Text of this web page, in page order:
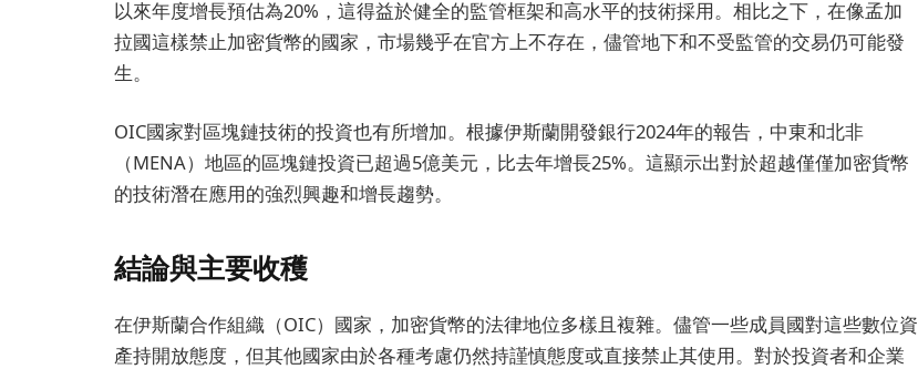
以來年度增長預估為20%，這得益於健全的監管框架和高水平的技術採用。相比之下，在像孟加
拉國這樣禁止加密貨幣的國家，市場幾乎在官方上不存在，儘管地下和不受監管的交易仍可能發
生。
OIC國家對區塊鏈技術的投資也有所增加。根據伊斯蘭開發銀行2024年的報告，中東和北非
（MENA）地區的區塊鏈投資已超過5億美元，比去年增長25%。這顯示出對於超越僅僅加密貨幣
的技術潛在應用的強烈興趣和增長趨勢。
結論與主要收穫
在伊斯蘭合作組織（OIC）國家，加密貨幣的法律地位多樣且複雜。儘管一些成員國對這些數位資
產持開放態度，但其他國家由於各種考慮仍然持謹慎態度或直接禁止其使用。對於投資者和企業